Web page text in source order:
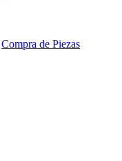
Compra de Piezas